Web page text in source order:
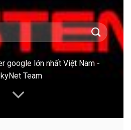
google lớn nhất Việt Nam -
Team